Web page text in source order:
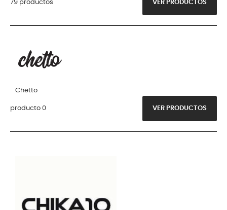
79 productos VER PRODUCTOS
Chetto
producto 0 VER PRODUCTOS